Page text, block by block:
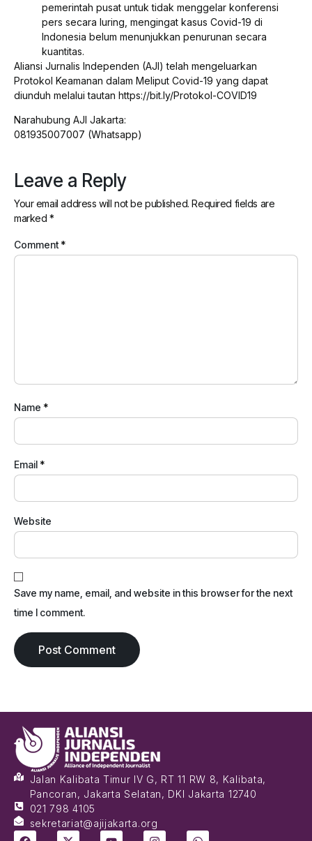
pemerintah pusat untuk tidak menggelar konferensi
pers secara luring, mengingat kasus Covid-19 di
Indonesia belum menunjukkan penurunan secara
kuantitas.
Aliansi Jurnalis Independen (AJI) telah mengeluarkan
Protokol Keamanan dalam Meliput Covid-19 yang dapat
diunduh melalui tautan https://bit.ly/Protokol-COVID19
Narahubung AJI Jakarta:
081935007007 (Whatsapp)
Leave a Reply
Your email address will not be published. Required fields are
marked*
Comment *
Name *
Email *
Website
Save my name, email, and website in this browser for the next
time I comment.
Jalan Kalibata Timur IV G, RT 11 RW 8, Kalibata,
Pancoran, Jakarta Selatan, DKI Jakarta 12740
021 798 4105
sekretariat@ajijakarta.org